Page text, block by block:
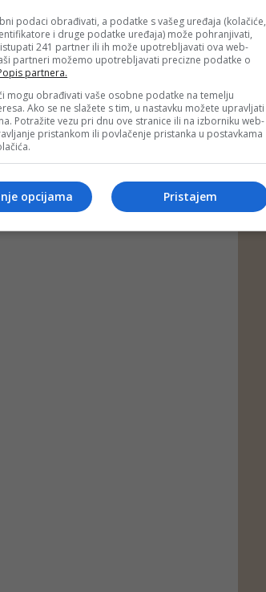
MAGAZIN/md)
mreža TwitteriFacebook
#dječak #utapanje
#turnir
podaci obrađivati, a podatke s vašeg uređaja (kolačiće,
i druge podatke uređaja) može pohranjivati,
241 partner ili ih može upotrebljavati ova web-
partneri možemo upotrebljavati precizne podatke o
partnera.
mogu obrađivati vaše osobne podatke na temelju
Ako se ne slažete s tim, u nastavku možete upravljati
Potražite vezu pri dnu ove stranice ili na izborniku web-
pristankom ili povlačenje pristanka u postavkama
Pristajem
opcijama